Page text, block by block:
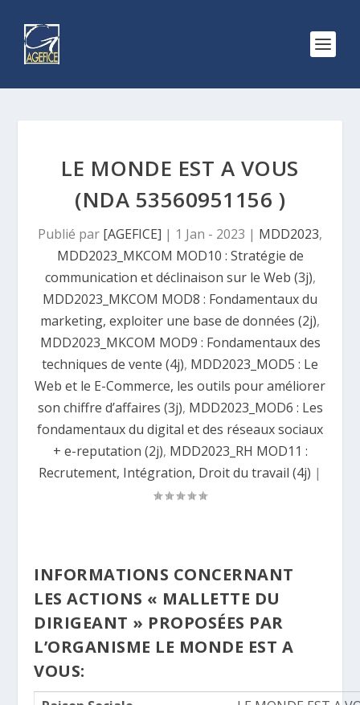
LE MONDE EST A VOUS
(NDA 53560951156 )
Publié par [AGEFICE] | 1 Jan - 2023 | MDD2023,
MDD2023_MKCOM MOD10 : Stratégie de
communication et déclinaison sur le Web (3j),
MDD2023_MKCOM MOD8 : Fondamentaux du
marketing, exploiter une base de données (2j),
MDD2023_MKCOM MOD9 : Fondamentaux des
techniques de vente (4j), MDD2023_MOD5 : Le
Web et le E-Commerce, les outils pour améliorer
son chiffre d’affaires (3j), MDD2023_MOD6 : Les
fondamentaux du digital et des réseaux sociaux
+ e-reputation (2j), MDD2023_RH MOD11 :
Recrutement, Intégration, Droit du travail (4j) |
INFORMATIONS CONCERNANT
LES ACTIONS « MALLETTE DU
DIRIGEANT » PROPOSÉES PAR
L’ORGANISME LE MONDE EST A
VOUS: